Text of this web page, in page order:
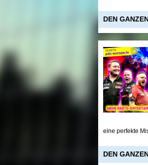
DEN
eine perfekte
DEN